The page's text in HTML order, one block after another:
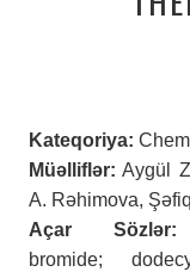
Kateqoriya:
Müəlliflər: Aygül
A. Rəhimova,
Açar Sözlər:
bromide;